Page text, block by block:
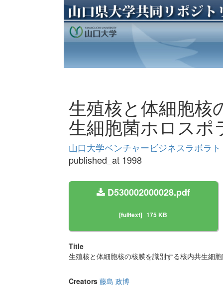
生殖核と体細胞核
生細胞菌ホロスポ
山口大学ベンチャービジネスラボラ
published_at 1998
D530002000028.pdf
[fulltext] 175 KB
Title
生殖核と体細胞核の核膜を識別する核内共生細
Creators 藤島 政博